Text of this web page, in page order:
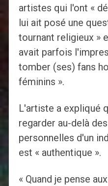
artistes qui l'ont «
lui ait posé une
tournant religieux »
avait parfois
tomber (ses) fans
féminins ».
L'artiste a expliqué
regarder au-delà
personnelles d'un
est « authentique ».
« Quand je pense